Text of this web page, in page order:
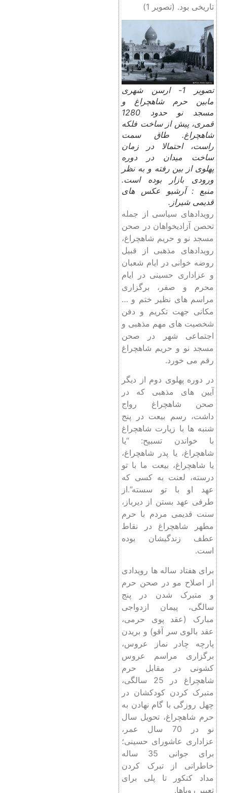
تاریخی بود. (تصویر 1)
تصویر 1- ارسن شهری
مابین حرم شاهچراغ و
مسجد نو حدود 1280
قمری، پیش از ساخت فلکه
شاهچراغ. طاق سمت
راست، احتمالا در زمان
ساخت میدان در دوره
پهلوی از بین رفته و به نظر
ورودی بازار بوده است.
منبع : آرشیو عکس های
قدیمی شیراز.
رویدادهای سیاسی از جمله
تحصن آزادیخواهان در صحن
مسجد نو و حریم شاهچراغ،
رویدادهای مذهبی از قبیل
روضه خوانی در ایام شعبان
و عزاداری حسینی در ایام
محرم و صفر، برگزاری
مراسم های نظیر ختم و …
مکانی جهت تکریم و دفن
شخصیت های مهم مذهبی و
اجتماعی شهر در صحن
مسجد نو و حریم شاهچراغ
رقم می خورد.
در دوره پهلوی دوم از دیگر
آیین های مذهبی که در
صحن شاهچراغ رواج
داشت، رسم بیعت در پنج
شنبه ها با زیارت شاهچراغ
با خواندن تسبیح: “یا
شاهچراغ، یا پدر شاهچراغ،
یا شاهچراغ، بیعت ما با تو
درسته، لعنت به کسی که
عهد او با تو سسته”.از
طرفی عهد بستن از دیرباز،
سنت قدیمی مردم با حرم
مطهر شاهچراغ در نقاط
عطف زندگیشان بوده
است.
برای هفتاد ساله ها رویدادی
از اصلاح مو در صحن حرم
و متبرک شدن در پنج
سالگی، پیمان ازدواجی
مبارک (عقد پوی حرمی،
عقد بالوی سر آقو) و بریدن
پارچه چادر نماز عروس،
برگزاری مراسم عروس
کشونی در مقابل حرم
شاهچراغ در 25 سالگی،
متبرک کردن کودکشان در
چهل روزگی با گام نهادن به
حرم شاهچراغ، تحویل سال
نو در 70 سال عمر،
عزاداری عاشورای حسینی؛
برای جوانی 35 ساله
خاطراتی از تبرک کردن
مداد کنکور تا پلی برای
تعبیر رویاها.